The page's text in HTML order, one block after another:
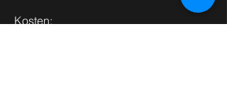
Kosten: